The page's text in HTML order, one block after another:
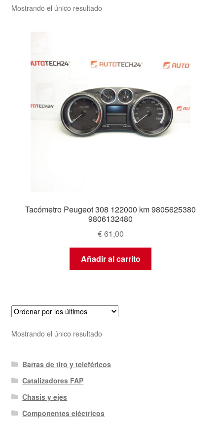
Mostrando el único resultado
Tacómetro Peugeot 308 122000 km 9805625380
9806132480
€61,00
Añadir al carrito
Mostrando el único resultado
Barras de tiro y teleféricos
Catalizadores FAP
Chasis y ejes
Componentes eléctricos